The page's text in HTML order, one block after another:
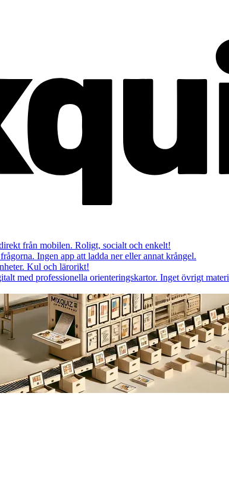
från mobilen. Roligt, socialt och enkelt!
Ingen app att ladda ner eller annat krångel.
Kul och lärorikt!
med professionella orienteringskartor. Inget övrigt